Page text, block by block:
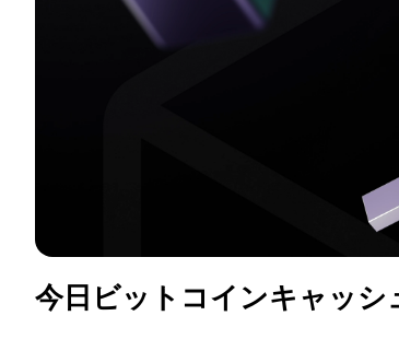
今日ビットコインキャッシ